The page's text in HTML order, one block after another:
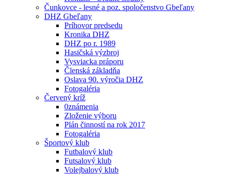
Čunkovce - lesné a poz. spoločenstvo Gbeľany
DHZ Gbeľany
Príhovor predsedu
Kronika DHZ
DHZ po r. 1989
Hasičská výzbroj
Vysviacka práporu
Členská základňa
Oslava 90. výročia DHZ
Fotogaléria
Červený kríž
0známenia
Zloženie výboru
Plán činností na rok 2017
Fotogaléria
Športový klub
Futbalový klub
Futsalový klub
Volejbalový klub